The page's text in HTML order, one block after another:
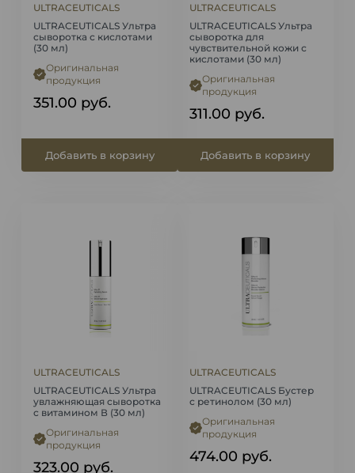
ULTRACEUTICALS
ULTRACEUTICALS Ультра
сыворотка с кислотами
(30 мл)
Оригинальная
продукция
351.00 руб.
Добавить в корзину
ULTRACEUTICALS
ULTRACEUTICALS Ультра
сыворотка для
чувствительной кожи с
кислотами (30 мл)
Оригинальная
продукция
311.00 руб.
Добавить в корзину
ULTRACEUTICALS
ULTRACEUTICALS Ультра
увлажняющая сыворотка
с витамином В (30 мл)
Оригинальная
продукция
323.00 руб.
ULTRACEUTICALS
ULTRACEUTICALS Бустер
с ретинолом (30 мл)
Оригинальная
продукция
474.00 руб.